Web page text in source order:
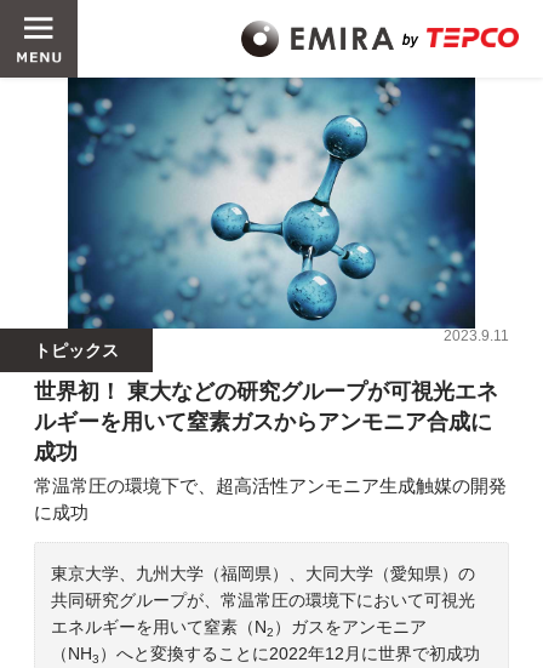
トピックス
2023.9.11
世界初！ 東大などの研究グループが可視光エネ
ルギーを用いて窒素ガスからアンモニア合成に
成功
常温常圧の環境下で、超高活性アンモニア生成触媒の開発
に成功
東京大学、九州大学（福岡県）、大同大学（愛知県）の
共同研究グループが、常温常圧の環境下において可視光
エネルギーを用いて窒素（N2 ）ガスをアンモニア
（NH3 ）へと変換することに2022年12月に世界で初成功